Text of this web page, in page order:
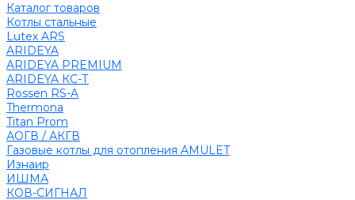
Каталог товаров
Котлы стальные
Lutex ARS
ARIDEYA
ARIDEYA PREMIUM
ARIDEYA КС-Т
Rossen RS-A
Thermona
Titan Prom
АОГВ / АКГВ
Газовые котлы для отопления AMULET
Изнаир
ИШМА
КОВ-СИГНАЛ